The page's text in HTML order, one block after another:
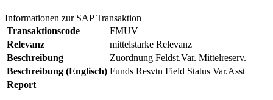
Informationen zur SAP Transaktion
Transaktionscode
FMUV
Relevanz
mittelstarke Relevanz
Beschreibung
Zuordnung Feldst.Var. Mittelreserv.
Beschreibung (Englisch) Funds Resvtn Field Status Var.Asst
Report